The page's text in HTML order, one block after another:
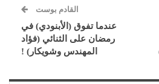
القادم بوست
عندما تفوق (الأبنودي) في
رمضان على الثنائي (فؤاد
المهندس وشويكار) !